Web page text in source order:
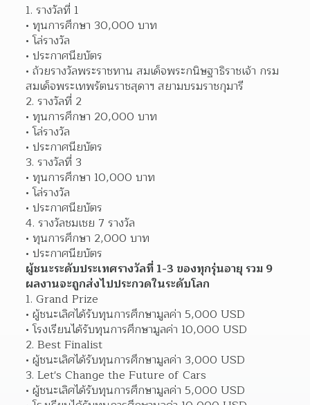
1. รางวัลที่ 1
ทุนการศึกษา 30,000 บาท
โล่รางวัล
ประกาศนียบัตร
ถ้วยรางวัลพระราชทาน สมเด็จพระกนิษฐาธิราชเจ้า กรม
สมเด็จพระเทพรัตนราชสุดาฯ สยามบรมราชกุมารี
2. รางวัลที่ 2
ทุนการศึกษา 20,000 บาท
โล่รางวัล
ประกาศนียบัตร
3. รางวัลที่ 3
ทุนการศึกษา 10,000 บาท
โล่รางวัล
ประกาศนียบัตร
4. รางวัลชมเชย 7 รางวัล
ทุนการศึกษา 2,000 บาท
ประกาศนียบัตร
ผู้ชนะระดับประเทศรางวัลที่ 1-3 ของทุกรุ่นอายุ รวม 9
ผลงานจะถูกส่งไปประกวดในระดับโลก
1. Grand Prize
ผู้ชนะเลิศได้รับทุนการศึกษามูลค่า 5,000 USD
โรงเรียนได้รับทุนการศึกษามูลค่า 10,000 USD
2. Best Finalist
ผู้ชนะเลิศได้รับทุนการศึกษามูลค่า 3,000 USD
3. Let's Change the Future of Cars
ผู้ชนะเลิศได้รับทุนการศึกษามูลค่า 5,000 USD